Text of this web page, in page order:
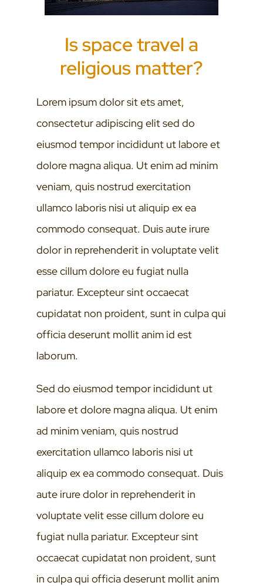
Is space travel a
religious matter?
Lorem ipsum dolor sit ets amet,
consectetur adipiscing elit sed do
eiusmod tempor incididunt ut labore et
dolore magna aliqua. Ut enim ad minim
veniam, quis nostrud exercitation
ullamco laboris nisi ut aliquip ex ea
commodo consequat. Duis aute irure
dolor in reprehenderit in voluptate velit
esse cillum dolore eu fugiat nulla
pariatur. Excepteur sint occaecat
cupidatat non proident, sunt in culpa qui
officia deserunt mollit anim id est
laborum.
Sed do eiusmod tempor incididunt ut
labore et dolore magna aliqua. Ut enim
ad minim veniam, quis nostrud
exercitation ullamco laboris nisi ut
aliquip ex ea commodo consequat. Duis
aute irure dolor in reprehenderit in
voluptate velit esse cillum dolore eu
fugiat nulla pariatur. Excepteur sint
occaecat cupidatat non proident, sunt
in culpa qui officia deserunt mollit anim